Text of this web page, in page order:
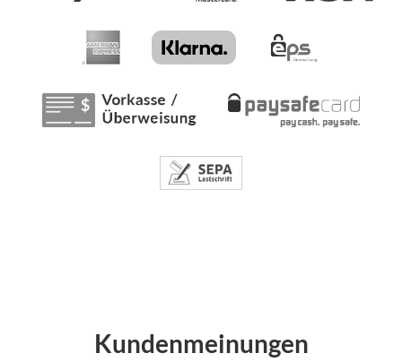
Kundenmeinungen